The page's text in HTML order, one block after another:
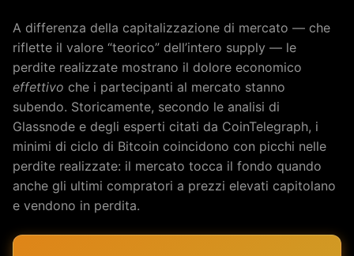
A differenza della capitalizzazione di mercato — che
riflette il valore “teorico” dell’intero supply — le
perdite realizzate mostrano il dolore economico
effettivo che i partecipanti al mercato stanno
subendo. Storicamente, secondo le analisi di
Glassnode e degli esperti citati da CoinTelegraph, i
minimi di ciclo di Bitcoin coincidono con picchi nelle
perdite realizzate: il mercato tocca il fondo quando
anche gli ultimi compratori a prezzi elevati capitolano
e vendono in perdita.